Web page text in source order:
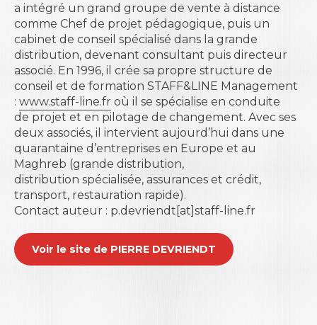
a intégré un grand groupe de vente à distance
comme Chef de projet pédagogique, puis un
cabinet de conseil spécialisé dans la grande
distribution, devenant consultant puis directeur
associé. En 1996, il crée sa propre structure de
conseil et de formation STAFF&LINE Management
: www.staff-line.fr où il se spécialise en conduite
de projet et en pilotage de changement. Avec ses
deux associés, il intervient aujourd’hui dans une
quarantaine d’entreprises en Europe et au
Maghreb (grande distribution,
distribution spécialisée, assurances et crédit,
transport, restauration rapide).
Contact auteur : p.devriendt[at]staff-line.fr
Voir le site de PIERRE DEVRIENDT